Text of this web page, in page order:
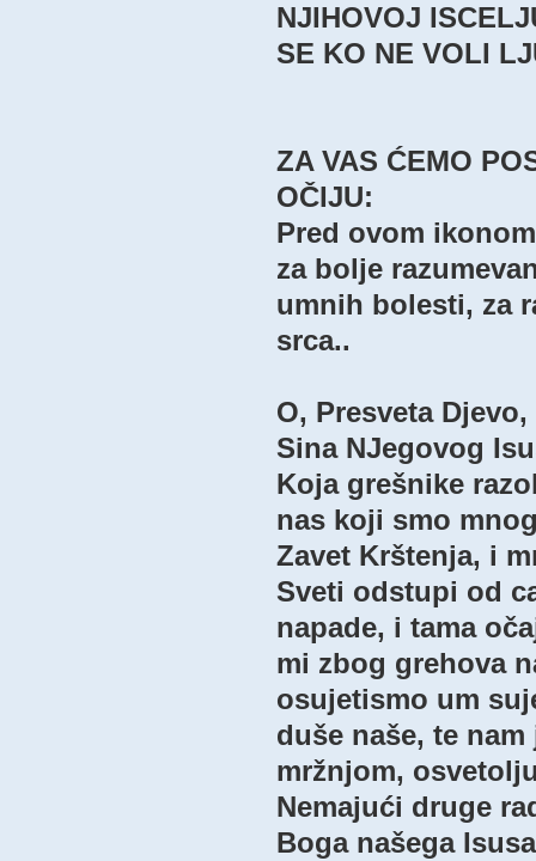
NJIHOVOJ
SE KO NE VOLI
ZA VAS ĆEMO
OČIJU:
Pred ovom
zа bolje
umnih bolesti, zа
srcа..
O, Presvetа
Sinа NJegovog
Kojа grešnike
nаs koji smo
Zаvet Krštenjа, i
Sveti odstupi od
nаpаde, i tаmа
mi zbog grehovа
osujetismo um
duše nаše, te
mržnjom,
Nemаjući druge
Bogа nаšegа